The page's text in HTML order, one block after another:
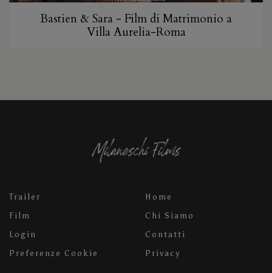
Bastien & Sara - Film di Matrimonio a
Villa Aurelia-Roma
Trailer
Film
Login
Preferenze Cookie
Home
Chi Siamo
Contatti
Privacy